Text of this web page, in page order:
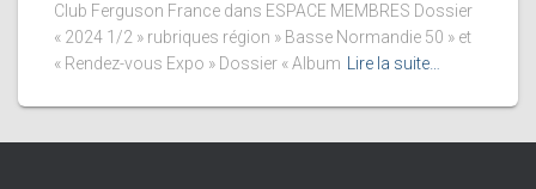
Club Ferguson France dans ESPACE MEMBRES Dossier
« 2024 1/2 » rubriques région » Basse Normandie 50 » et
« Rendez-vous Expo » Dossier « Album
Lire la suite…